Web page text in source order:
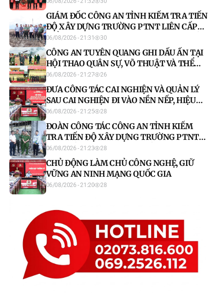
GIÁM ĐỐC CÔNG AN TỈNH KIỂM TRA TIẾN
ĐỘ XÂY DỰNG TRƯỜNG PTNT LIÊN CẤP
TIỂU HỌC VÀ TRUNG HỌC CƠ SỞ XÍN MẦN
06/08/2026 - 21:31 30
CÔNG AN TUYÊN QUANG GHI DẤU ẤN TẠI
HỘI THAO QUÂN SỰ, VÕ THUẬT VÀ THỂ
THAO CAND NĂM 2026
06/08/2026 - 21:27 26
ĐƯA CÔNG TÁC CAI NGHIỆN VÀ QUẢN LÝ
SAU CAI NGHIỆN ĐI VÀO NỀN NẾP, HIỆU
QUẢ
06/08/2026 - 21:25 28
ĐOÀN CÔNG TÁC CÔNG AN TỈNH KIỂM
TRA TIẾN ĐỘ XÂY DỰNG TRƯỜNG PTNT
LIÊN CẤP TH VÀ THCS PÀ VẦY SỦ
06/08/2026 - 21:23 28
CHỦ ĐỘNG LÀM CHỦ CÔNG NGHỆ, GIỮ
VỮNG AN NINH MẠNG QUỐC GIA
06/08/2026 - 21:20 28